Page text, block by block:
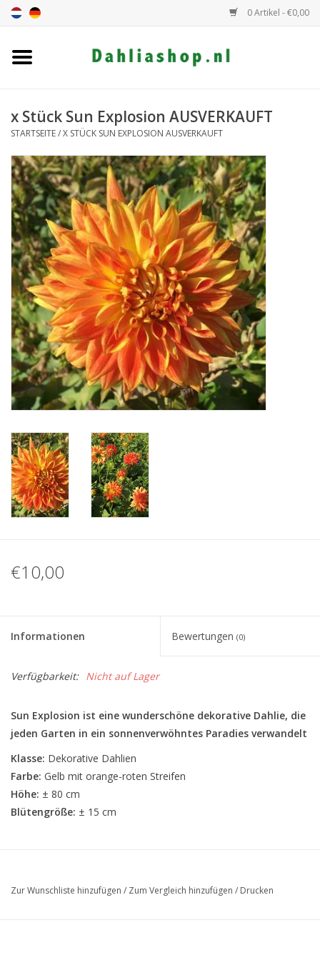
0 Artikel - €0,00
Dahlien Angebot
Dahlie Farbe
Dahlie Klasse
Geschenkgutschein
Allgemein
Blog
x Stück Sun Explosion AUSVERKAUFT
STARTSEITE/X STÜCK SUN EXPLOSION AUSVERKAUFT
€10,00
Informationen Bewertungen (0)
Verfügbarkeit: Nicht auf Lager
Sun Explosion ist eine wunderschöne dekorative Dahlie, die
jeden Garten in ein sonnenverwöhntes Paradies verwandelt
Klasse: Dekorative Dahlien
Farbe: Gelb mit orange-roten Streifen
Höhe: ± 80 cm
Blütengröße: ± 15 cm
Zur Wunschliste hinzufügen / Zum Vergleich hinzufügen / Drucken